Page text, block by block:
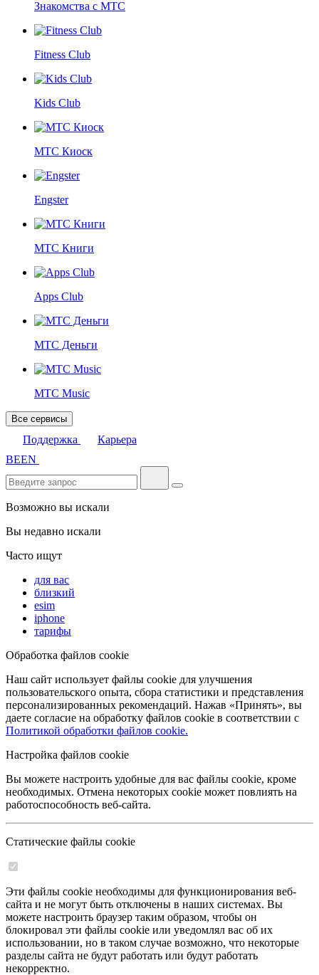
Знакомства с МТС
Fitness Club
Kids Club
МТС Киоск
Engster
МТС Книги
Apps Club
МТС Деньги
МТС Music
Все сервисы
Поддержка
Карьера
BEEN
Возможно вы искали
Вы недавно искали
Часто ищут
для вас
близкий
esim
iphone
тарифы
Обработка файлов cookie
Наш сайт использует файлы cookie для улучшения
пользовательского опыта, сбора статистики и представления
персонализированных рекомендаций. Нажав «Принять», вы
даете согласие на обработку файлов cookie в соответствии с
Политикой обработки файлов cookie.
Настройка файлов cookie
Вы можете настроить удобные для вас файлы cookie, кроме
необходимых. Отмена некоторых cookie может повлиять на
работоспособность веб-сайта.
Статические файлы cookie
Эти файлы cookie необходимы для функционирования веб-
сайта и не могут быть отключены в наших системах. Вы
можете настроить браузер таким образом, чтобы он
блокировал эти файлы cookie или уведомлял вас об их
использовании, но в таком случае возможно, что некоторые
разделы сайта не будут работать или будут работать
некорректно.